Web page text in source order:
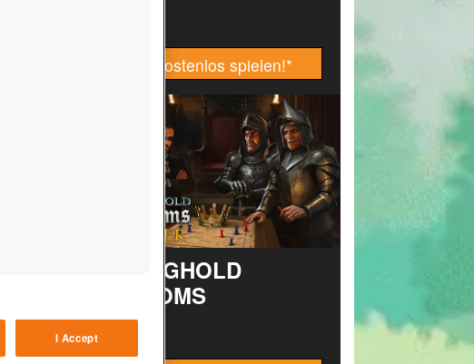
Jetzt kostenlos spielen!*
STRONGHOLD
KINGDOMS
I Accept